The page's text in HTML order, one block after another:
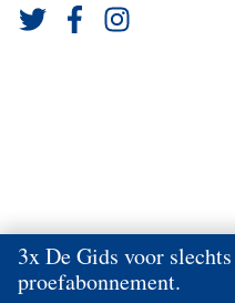
3x De Gids voor
proefabonnement.